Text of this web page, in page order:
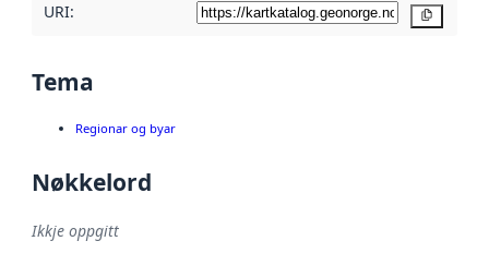
URI:
Tema
Regionar og byar
Nøkkelord
Ikkje oppgitt